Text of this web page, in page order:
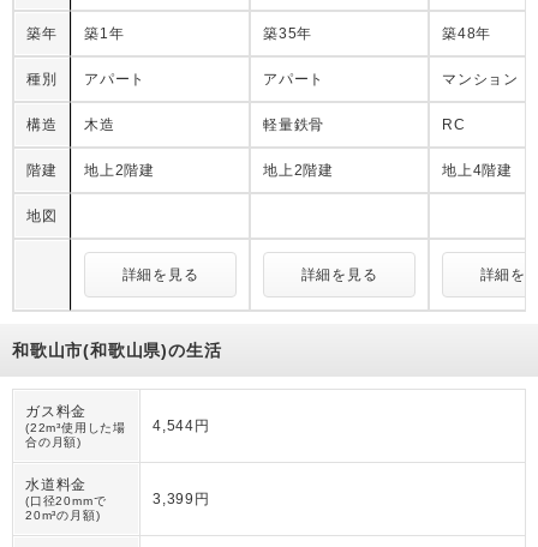
築年 築1年 築35年 築48年
種別 アパート アパート マンション
構造 木造 軽量鉄骨 RC
階建 地上2階建 地上2階建 地上4階建
地図
詳細を見る 詳細を見る 詳細を
和歌山市(和歌山県)の生活
ガス料金
(22m³使用した場
合の月額)
4,544円
水道料金
(口径20mmで
20m³の月額)
3,399円